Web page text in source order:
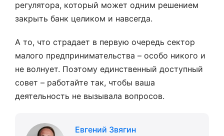
регулятора, который может одним решением
закрыть банк целиком и навсегда.
А то, что страдает в первую очередь сектор
малого предпринимательства – особо никого и
не волнует. Поэтому единственный доступный
совет – работайте так, чтобы ваша
деятельность не вызывала вопросов.
Евгений Звягин